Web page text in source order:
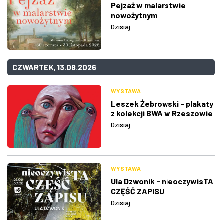
Pejzaż w malarstwie
nowożytnym
Dzisiaj
CZWARTEK, 13.08.2026
WYSTAWA
Leszek Żebrowski - plakaty
z kolekcji BWA w Rzeszowie
Dzisiaj
WYSTAWA
Ula Dzwonik - nieoczywisTA
CZĘŚĆ ZAPISU
Dzisiaj